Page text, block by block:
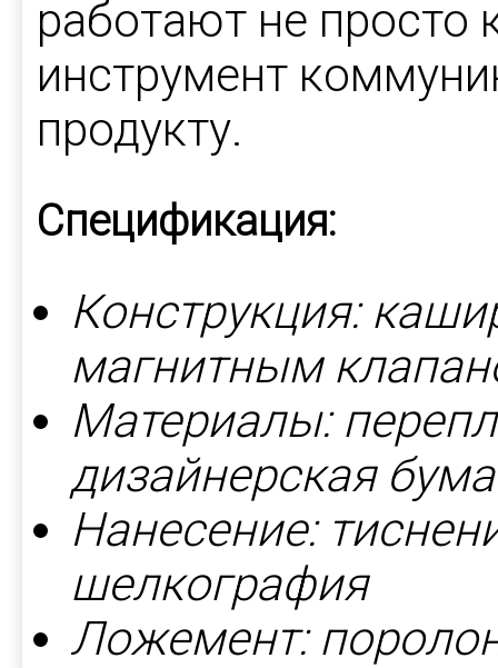
работают не просто
инструмент
продукту.
Спецификация:
Конструкция:
магнитным
Материалы:
дизайнерская
Нанесение:
шелкография
Ложемент: